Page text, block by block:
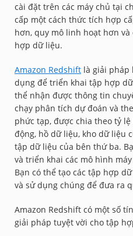
cài đặt trên các máy chủ tại
cấp một cách thức tích hợp
hơn, quy mô linh hoạt hơn
hợp dữ liệu.
Amazon Redshift là giải pháp
dụng để triển khai tập hợp
thể nhận được thông tin
chạy phân tích dự đoán và
phức tạp, được chia theo tỷ
động, hồ dữ liệu, kho dữ liệu
tập dữ liệu của bên thứ ba.
và triển khai các mô hình
Bạn có thể tạo các tập hợp
và sử dụng chúng để đưa ra
Amazon Redshift có một số
giải pháp tuyệt vời cho tập